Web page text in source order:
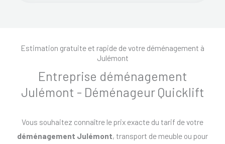
Estimation gratuite et rapide de votre déménagement à
Julémont
Entreprise déménagement
Julémont - Déménageur Quicklift
Vous souhaitez connaître le prix exacte du tarif de votre
déménagement Julémont, transport de meuble ou pour